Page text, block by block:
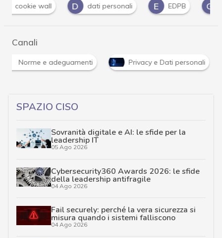
D
dati personali E EDPB G Garante Privacy
Canali
Norme e adeguamenti Privacy e Dati personali
SPAZIO CISO
Sovranità digitale e AI: le sfide per la
leadership IT
05 Ago 2026
Cybersecurity360 Awards 2026: le sfide
della leadership antifragile
04 Ago 2026
Fail securely: perché la vera sicurezza si
misura quando i sistemi falliscono
04 Ago 2026